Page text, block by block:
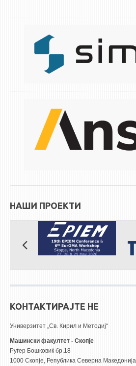
НАШИ ПРОЕКТИ
КОНТАКТИРАЈТЕ НЕ
Универзитет „Св. Кирил и Методиј“
Машински факултет - Скопје
Руѓер Бошковиќ бр.18
1000 Скопје, Република Северна Македонија